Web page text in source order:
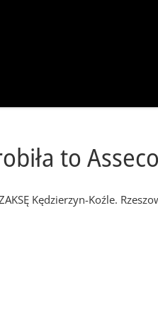
to
Kędzierzyn-Koźle.